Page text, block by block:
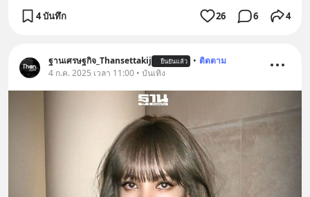
4 บันทึก 26 6 4
ฐานเศรษฐกิจ_Thansettakij ยืนยันแล้ว • ติดตาม
4 ก.ค. 2025 เวลา 11:00 • บันเทิง